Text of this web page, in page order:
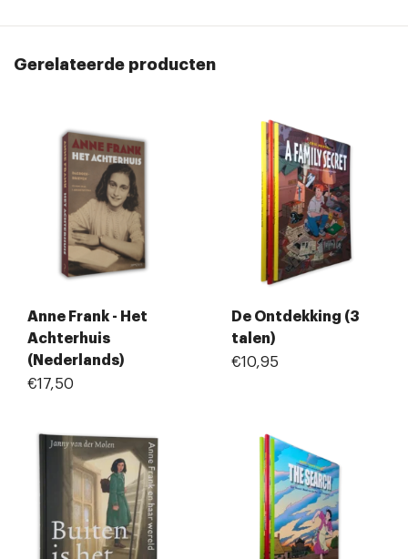
Gerelateerde producten
Anne Frank - Het
Achterhuis
(Nederlands)
€17,50
De Ontdekking (3
talen)
€10,95